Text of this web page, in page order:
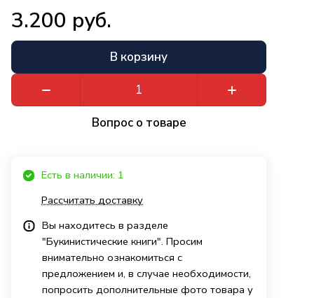
3.200 руб.
В корзину
Вопрос о товаре
Есть в наличии: 1
Рассчитать доставку
Вы находитесь в разделе
"Букинистические книги". Просим
внимательно ознакомиться с
предложением и, в случае необходимости,
попросить дополнительные фото товара у